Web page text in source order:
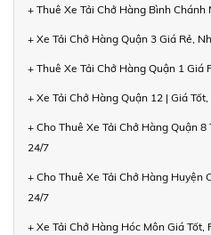
+ Thuê Xe Tải Chở Hàng Bình Chánh
+ Xe Tải Chở Hàng Quận 3 Giá Rẻ,
+ Thuê Xe Tải Chở Hàng Quận 1 Giá
+ Xe Tải Chở Hàng Quận 12 | Giá
+ Cho Thuê Xe Tải Chở Hàng Quận
24/7
+ Cho Thuê Xe Tải Chở Hàng Huyện
24/7
+ Xe Tải Chở Hàng Hóc Môn Giá Tốt,